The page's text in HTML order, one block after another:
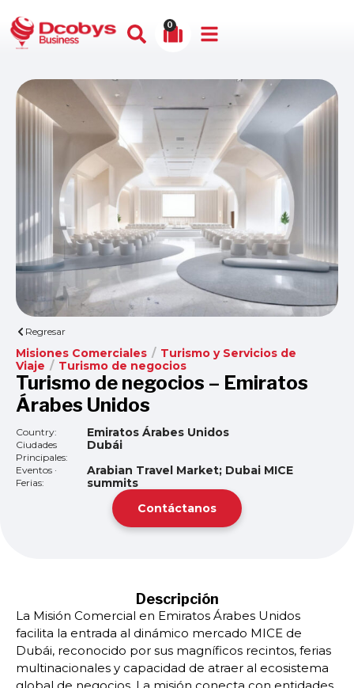
0
Regresar
Misiones Comerciales / Turismo y Servicios de
Viaje / Turismo de negocios
Turismo de negocios – Emiratos
Árabes Unidos
Country: Emiratos Árabes Unidos
Ciudades
Principales:
Dubái
Eventos ·
Ferias:
Arabian Travel Market; Dubai MICE
summits
Contáctanos
Descripción
La Misión Comercial en Emiratos Árabes Unidos
facilita la entrada al dinámico mercado MICE de
Dubái, reconocido por sus magníficos recintos, ferias
multinacionales y capacidad de atraer al ecosistema